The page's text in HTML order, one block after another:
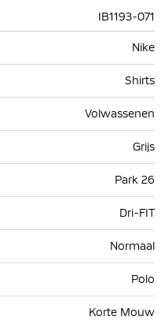
IB1193-071
Nike
Shirts
Volwassenen
Grijs
Park 26
Dri-FIT
Normaal
Polo
Korte Mouw